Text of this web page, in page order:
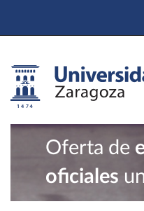
Oferta de
oficiales